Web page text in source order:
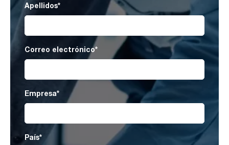
Apellidos*
Correo electrónico*
Empresa*
País*